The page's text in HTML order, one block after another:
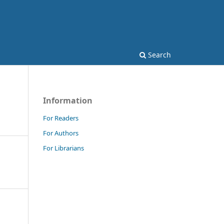
Search
Information
For Readers
For Authors
For Librarians